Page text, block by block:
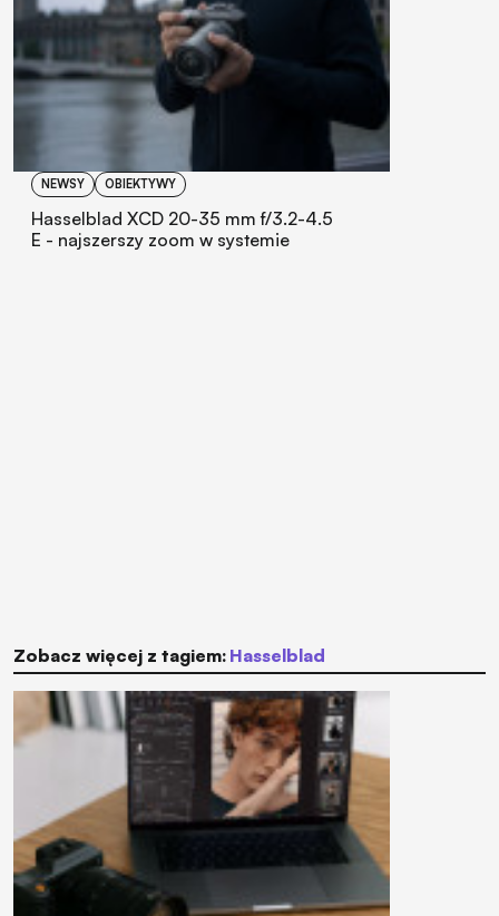
NEWSY OBIEKTYWY
Hasselblad XCD 20-35 mm f/3.2-4.5
E - najszerszy zoom w systemie
Zobacz więcej z tagiem: Hasselblad